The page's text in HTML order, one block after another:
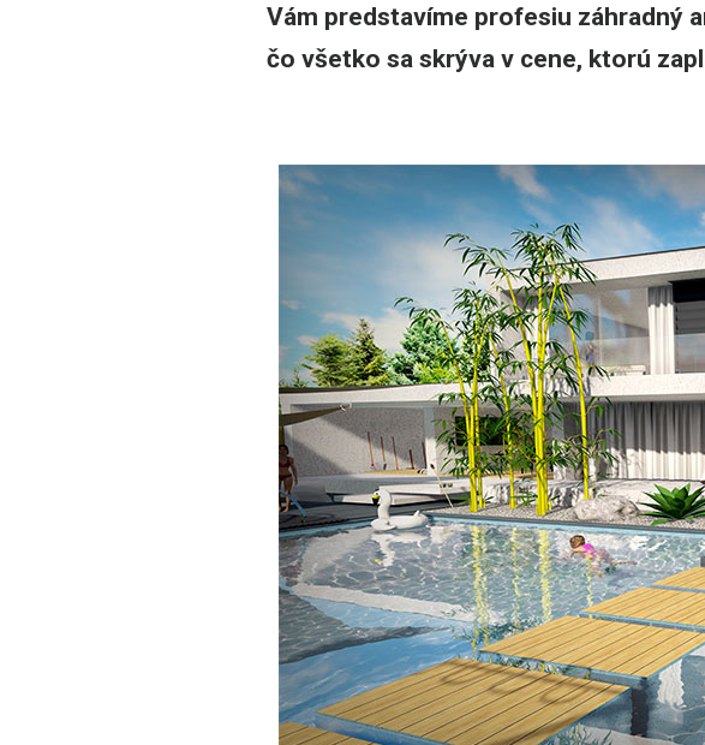
Vám predstavíme profesiu záhradný
čo všetko sa skrýva v cene, ktorú